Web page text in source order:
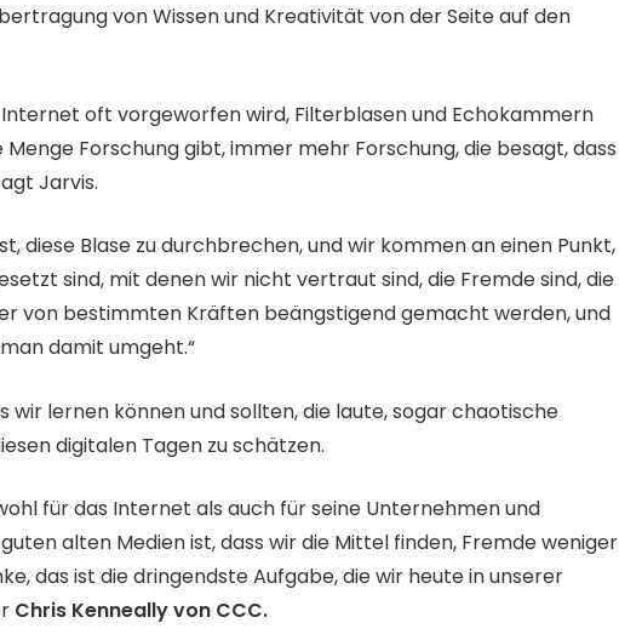
von Wissen und Kreativität von der Seite auf den
Internet oft vorgeworfen wird, Filterblasen und Echokammern
Menge Forschung gibt, immer mehr Forschung, die besagt, dass
Jarvis.
diese Blase zu durchbrechen, und wir kommen an einen Punkt,
sind, mit denen wir nicht vertraut sind, die Fremde sind, die
von bestimmten Kräften beängstigend gemacht werden, und
damit umgeht.“
wir lernen können und sollten, die laute, sogar chaotische
digitalen Tagen zu schätzen.
für das Internet als auch für seine Unternehmen und
alten Medien ist, dass wir die Mittel finden, Fremde weniger
das ist die dringendste Aufgabe, die wir heute in unserer
Chris Kenneally von CCC.